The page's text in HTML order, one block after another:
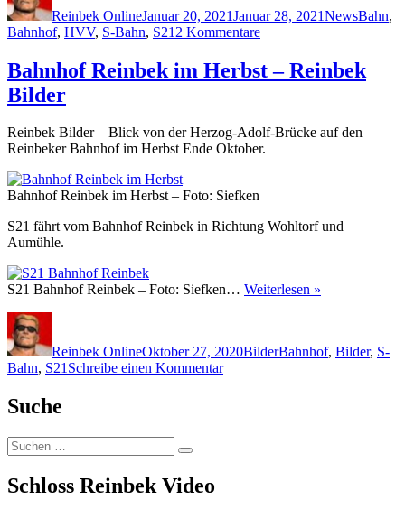
Reinbek OnlineJanuar 20, 2021Januar 28, 2021NewsBahn,
Bahnhof, HVV, S-Bahn, S21 2 Kommentarezu
Störungen
der
Bergedorf
und
Bahnhof Reinbek im Herbst – Reinbek
Bilder
Reinbek Bilder – Blick von der Herzog-Adolf-Brücke auf den
Reinbeker Bahnhof im Herbst Ende Oktober.
Bahnhof Reinbek im Herbst – Foto: Siefken
S21 fährt vom Bahnhof Reinbek in Richtung Wohltorf und
Aumühle.
S21 Bahnhof Reinbek – Foto: Siefken… Weiterlesen »
Reinbek OnlineOktober 27, 2020BilderBahnhof, Bilder, S-
Bahn, S21Schreibe einen Kommentarzu
Suche
Suchen
nach:
Suchen
Schloss Reinbek Video